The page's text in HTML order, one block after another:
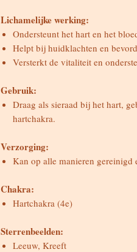
Lichamelijke werking:
Ondersteunt het hart en het
Helpt bij huidklachten en
Versterkt de vitaliteit en
Gebruik:
Draag als sieraad bij het hart,
hartchakra.
Verzorging:
Kan op alle manieren gereinigd
Chakra:
Hartchakra (4e)
Sterrenbeelden:
Leeuw, Kreeft